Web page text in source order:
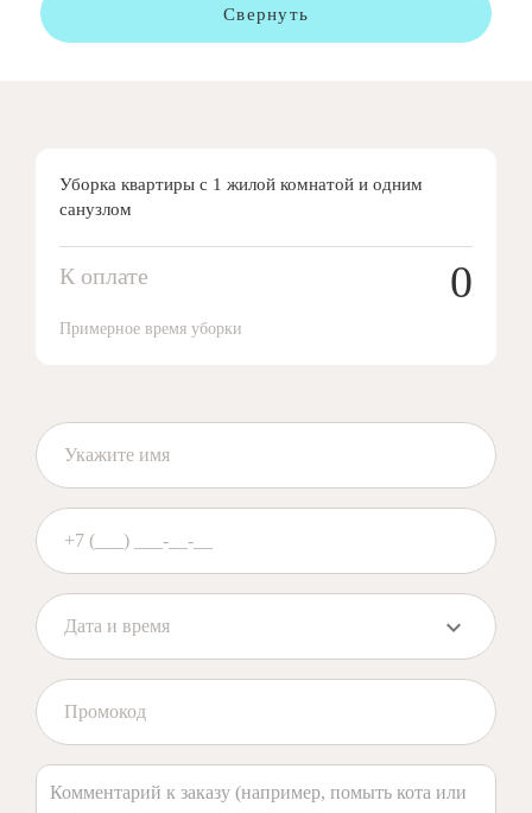
Свернуть
Уборка квартиры с 1 жилой комнатой и одним
санузлом
К оплате 0
Примерное время уборки